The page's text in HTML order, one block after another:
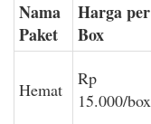
Nama
Paket
Harga per
Box
Hemat
Rp
15.000/box